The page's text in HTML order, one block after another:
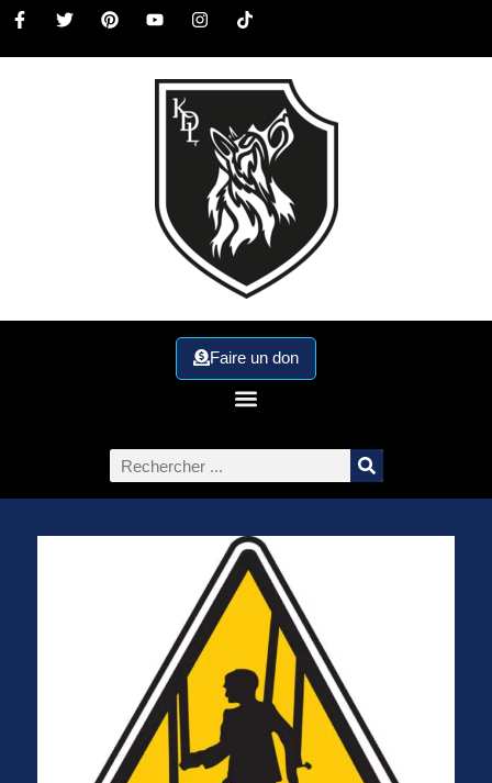
Faire un don